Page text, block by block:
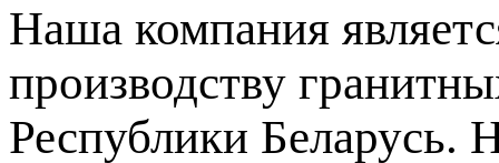
Наша компания
производству
Республики Беларусь.